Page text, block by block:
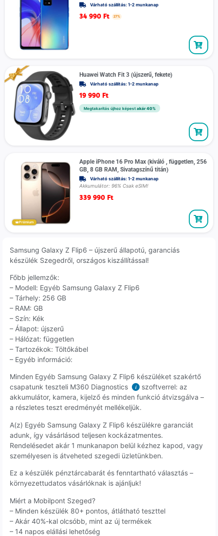
Várható szállítás: 1-2 munkanap
34 990 Ft 27%
Huawei Watch Fit 3 (újszerű, fekete)
Várható szállítás: 1-2 munkanap
19 990 Ft
Megtakarítás újhoz képest akár 40%
Prémium
Apple iPhone 16 Pro Max (kiváló , független, 256
GB, 8 GB RAM, Sivatagszínű titán)
Várható szállítás: 1-2 munkanap
Akkumulátor: 96% Csak eSIM!
339 990 Ft
Samsung Galaxy Z Flip6 – újszerű állapotú, garanciás
készülék Szegedről, országos kiszállítással!
Főbb jellemzők:
– Modell: Egyéb Samsung Galaxy Z Flip6
– Tárhely: 256 GB
– RAM: GB
– Szín: Kék
– Állapot: újszerű
– Hálózat: független
– Tartozékok: Töltőkábel
– Egyéb információ:
Minden Egyéb Samsung Galaxy Z Flip6 készüléket szakértő
csapatunk teszteli M360 Diagnostics
i
szoftverrel: az
akkumulátor, kamera, kijelző és minden funkció átvizsgálva –
a részletes teszt eredményét mellékeljük.
A(z) Egyéb Samsung Galaxy Z Flip6 készülékre garanciát
adunk, így vásárlásod teljesen kockázatmentes.
Rendelésedet akár 1 munkanapon belül kézhez kapod, vagy
személyesen is átveheted szegedi üzletünkben.
Ez a készülék pénztárcabarát és fenntartható választás –
környezettudatos vásárlóknak is ajánljuk!
Miért a Mobilpont Szeged?
– Minden készülék 80+ pontos, átlátható teszttel
– Akár 40%-kal olcsóbb, mint az új termékek
– 14 napos elállási lehetőség